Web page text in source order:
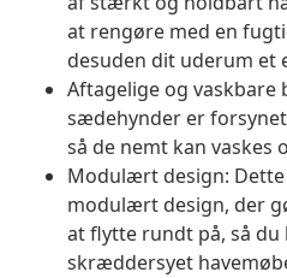
at rengøre med en
desuden dit uderum et
Aftagelige og vaskbare
sædehynder er
så de nemt kan vaskes
Modulært design:
modulært design, der
at flytte rundt på, så du
skræddersyet